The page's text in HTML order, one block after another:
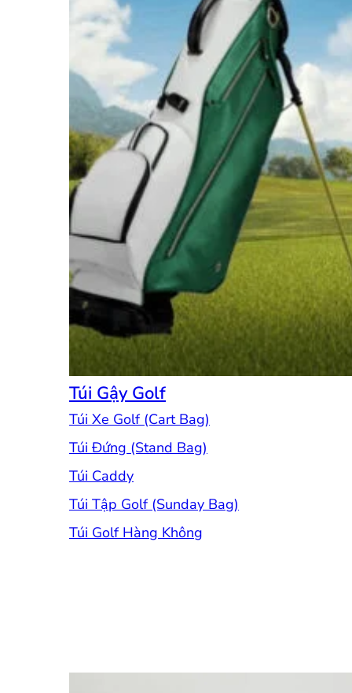
Túi Gậy Golf
Túi Xe Golf (Cart Bag)
Túi Đứng (Stand Bag)
Túi Caddy
Túi Tập Golf (Sunday Bag)
Túi Golf Hàng Không